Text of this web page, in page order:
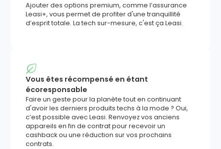
Ajouter des options premium, comme l’assurance
Leasi+, vous permet de profiter d'une tranquillité
d’esprit totale. La tech sur-mesure, c'est ça Leasi.
Vous êtes récompensé en étant
écoresponsable
Faire un geste pour la planète tout en continuant
d'avoir les derniers produits techs à la mode ? Oui,
c’est possible avec Leasi. Renvoyez vos anciens
appareils en fin de contrat pour recevoir un
cashback ou une réduction sur vos prochains
contrats.